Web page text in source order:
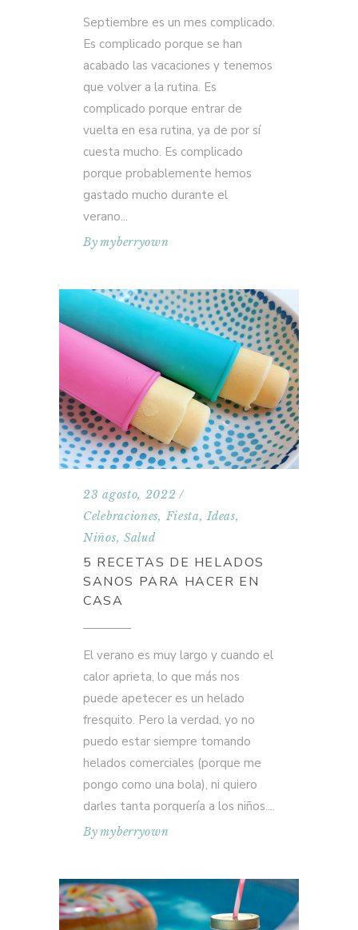
Septiembre es un mes complicado.
Es complicado porque se han
acabado las vacaciones y tenemos
que volver a la rutina. Es
complicado porque entrar de
vuelta en esa rutina, ya de por sí
cuesta mucho. Es complicado
porque probablemente hemos
gastado mucho durante el
verano
Bymyberryown
23 agosto, 2022
Celebraciones,Fiesta,Ideas,
Niños, Salud
5 RECETAS DE HELADOS
SANOS PARA HACER EN
CASA
El verano es muy largo y cuando el
calor aprieta, lo que más nos
puede apetecer es un helado
fresquito. Pero la verdad, yo no
puedo estar siempre tomando
helados comerciales (porque me
pongo como una bola), ni quiero
darles tanta porquería a los niños.
Bymyberryown